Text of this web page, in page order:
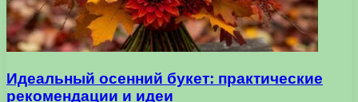
Идеальный осенний букет: практические
рекомендации и идеи